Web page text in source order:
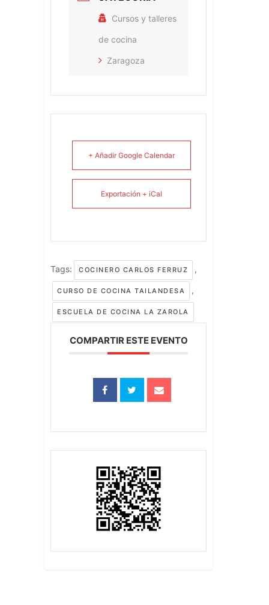
Cursos y talleres
de cocina
Zaragoza
+ Añadir Google Calendar
Exportación + iCal
Tags: COCINERO CARLOS FERRUZ ,
CURSO DE COCINA TAILANDESA ,
ESCUELA DE COCINA LA ZAROLA
COMPARTIR ESTE EVENTO